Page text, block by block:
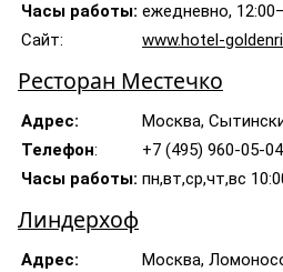
Часы работы: ежедневно,
Сайт:
www.hotel-
Ресторан Местечко
Адрес:
Москва,
Телефон:
+7 (495) 960-05-04
Часы работы: пн,вт,ср,чт,вс
Линдерхоф
Адрес:
Москва,